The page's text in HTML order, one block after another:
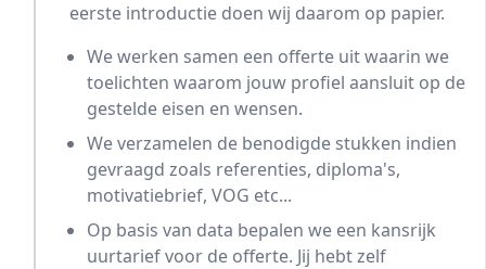
eerste introductie doen wij daarom op papier.
We werken samen een offerte uit waarin we
toelichten waarom jouw profiel aansluit op de
gestelde eisen en wensen.
We verzamelen de benodigde stukken indien
gevraagd zoals referenties, diploma's,
motivatiebrief, VOG etc...
Op basis van data bepalen we een kansrijk
uurtarief voor de offerte. Jij hebt zelf